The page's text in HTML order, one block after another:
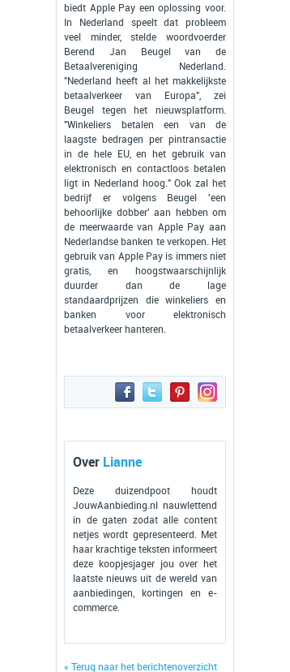
biedt Apple Pay een oplossing voor.
In Nederland speelt dat probleem
veel minder, stelde woordvoerder
Berend Jan Beugel van de
Betaalvereniging Nederland.
"Nederland heeft al het makkelijkste
betaalverkeer van Europa", zei
Beugel tegen het nieuwsplatform.
"Winkeliers betalen een van de
laagste bedragen per pintransactie
in de hele EU, en het gebruik van
elektronisch en contactloos betalen
ligt in Nederland hoog." Ook zal het
bedrijf er volgens Beugel 'een
behoorlijke dobber' aan hebben om
de meerwaarde van Apple Pay aan
Nederlandse banken te verkopen. Het
gebruik van Apple Pay is immers niet
gratis, en hoogstwaarschijnlijk
duurder dan de lage
standaardprijzen die winkeliers en
banken voor elektronisch
betaalverkeer hanteren.
Over Lianne
Deze duizendpoot houdt
JouwAanbieding.nl nauwlettend
in de gaten zodat alle content
netjes wordt gepresenteerd. Met
haar krachtige teksten informeert
deze koopjesjager jou over het
laatste nieuws uit de wereld van
aanbiedingen, kortingen en e-
commerce.
« Terug naar het berichtenoverzicht